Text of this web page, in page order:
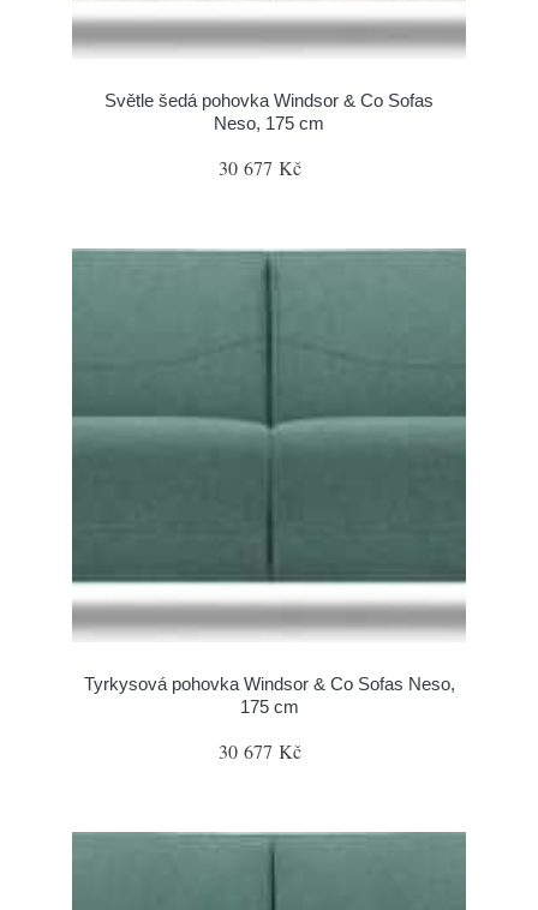
Světle šedá pohovka Windsor & Co Sofas
Neso, 175 cm
30 677 Kč
Tyrkysová pohovka Windsor & Co Sofas Neso,
175 cm
30 677 Kč